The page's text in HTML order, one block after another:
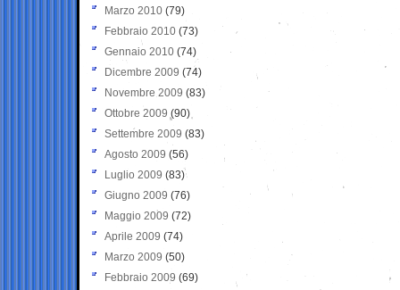
Marzo 2010 (79)
Febbraio 2010 (73)
Gennaio 2010 (74)
Dicembre 2009 (74)
Novembre 2009 (83)
Ottobre 2009 (90)
Settembre 2009 (83)
Agosto 2009 (56)
Luglio 2009 (83)
Giugno 2009 (76)
Maggio 2009 (72)
Aprile 2009 (74)
Marzo 2009 (50)
Febbraio 2009 (69)